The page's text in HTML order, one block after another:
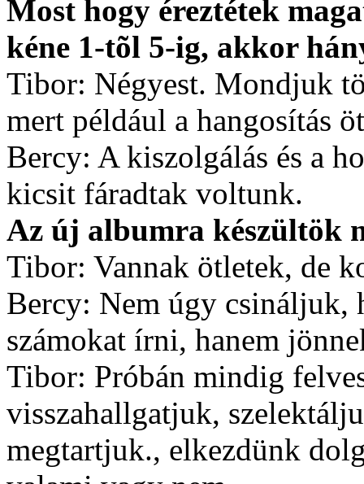
Most hogy éreztétek
kéne 1-tõl 5-ig, akkor
Tibor: Négyest. Mondjuk
mert például a hangosítás
Bercy: A kiszolgálás és a
kicsit fáradtak voltunk.
Az új albumra készültök
Tibor: Vannak ötletek, de
Bercy: Nem úgy
számokat írni, hanem
Tibor: Próbán mindig
visszahallgatjuk,
megtartjuk., elkezdünk